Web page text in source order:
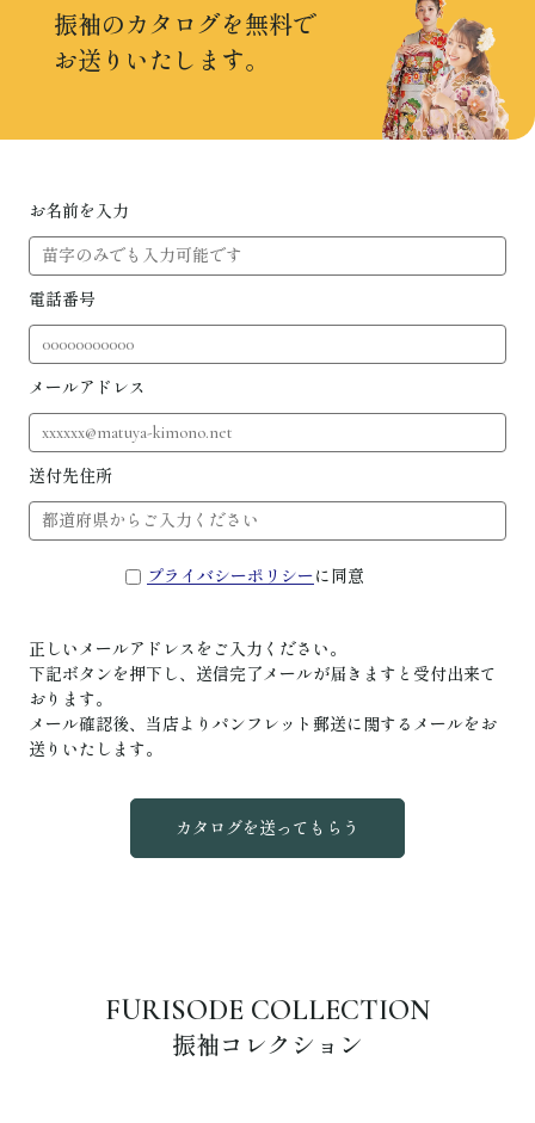
振袖のカタログを無料で
お送りいたします。
お名前を入力
電話番号
メールアドレス
送付先住所
プライバシーポリシーに同意
正しいメールアドレスをご入力ください。
下記ボタンを押下し、送信完了メールが届きますと受付出来て
おります。
メール確認後、当店よりパンフレット郵送に関するメールをお
送りいたします。
FURISODE COLLECTION
振袖コレクション